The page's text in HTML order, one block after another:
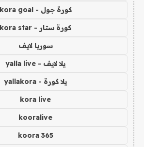
كورة جول - kora goal
كورة ستار - kora star
سوريا لايف
يلا لايف - yalla live
يلا كورة - yallakora
kora live
kooralive
koora 365